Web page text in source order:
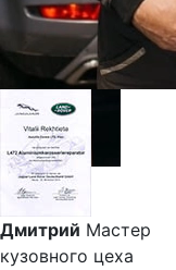
Дмитрий Мастер
кузовного цеха